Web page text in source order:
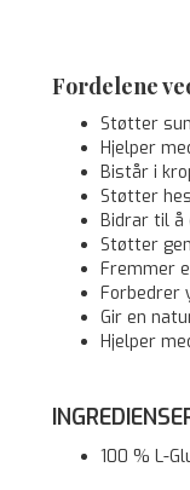
Fordelene
Støtter
Hjelper
Bistår i
Støtter
Bidrar til å
Støtter
Fremmer
Forbedrer
Gir en
Hjelper
100 % L-